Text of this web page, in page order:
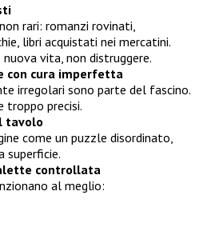
rari: romanzi rovinati,
libri acquistati nei mercatini.
nuova vita, non distruggere.
con cura imperfetta
irregolari sono parte del fascino.
precisi.
tavolo
come un puzzle disordinato,
superficie.
controllata
al meglio: